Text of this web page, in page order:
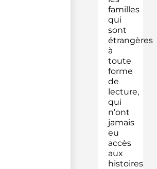
familles
qui
sont
étrangères
à
toute
forme
de
lecture,
qui
n’ont
jamais
eu
accès
aux
histoires